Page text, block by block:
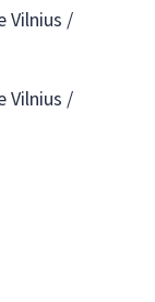
Vilnius /
Vilnius /